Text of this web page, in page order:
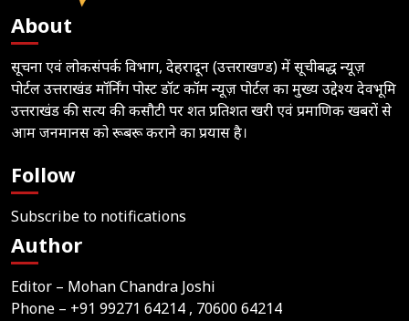
About
सूचना एवं लोकसंपर्क विभाग, देहरादून (उत्तराखण्ड) में सूचीबद्ध न्यूज़
पोर्टल उत्तराखंड मॉर्निंग पोस्ट डॉट कॉम न्यूज़ पोर्टल का मुख्य उद्देश्य देवभूमि
उत्तराखंड की सत्य की कसौटी पर शत प्रतिशत खरी एवं प्रमाणिक खबरों से
आम जनमानस को रूबरू कराने का प्रयास है।
Follow
Subscribe to notifications
Author
Editor – Mohan Chandra Joshi
Phone – +91 99271 64214 , 70600 64214